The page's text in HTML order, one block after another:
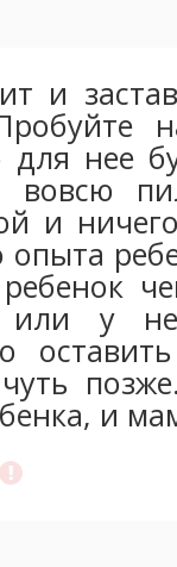
и
для нее
и
опыта
или у
и